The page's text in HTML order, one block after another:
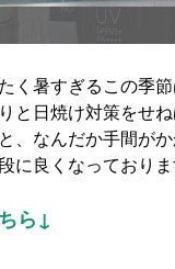
く暑すぎるこの季
と日焼け対策をせ
、なんだか手間がか
に良くなっておりま
ら↓